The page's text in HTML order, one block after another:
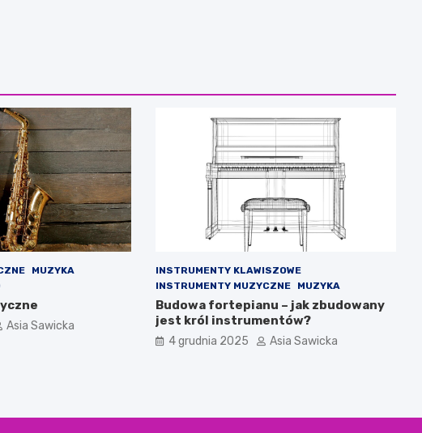
MUZYKA
Asia Sawicka
INSTRUMENTY KLAWISZOWE
INSTRUMENTY MUZYCZNE
MUZYKA
Budowa fortepianu – jak zbudowany
jest król instrumentów?
4 grudnia 2025 Asia Sawicka